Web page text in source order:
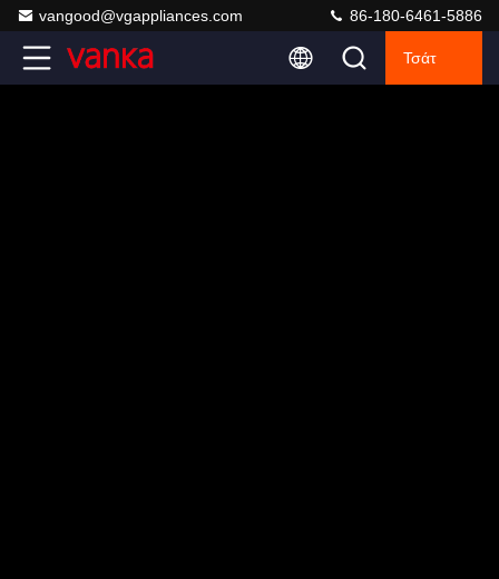
vangood@vgappliances.com 86-180-6461-5886
Τσάτ